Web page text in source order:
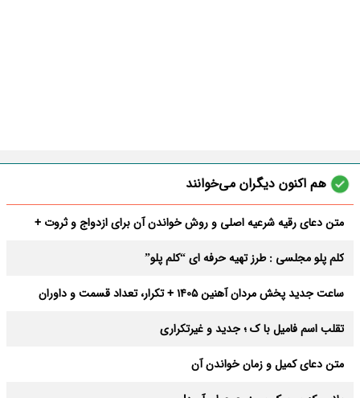
هم اکنون دیگران می‌خوانند
متن دعای رقیه شرعیه اصلی و روش خواندن آن برای ازدواج و ثروت +
کلم پلو مجلسی : طرز تهیه حرفه ای “کلم پلو”
ساعت جدید پخش مردان آهنین 1405 + تکرار، تعداد قسمت و داوران
تقلب اسم فامیل با ک ؛ جدید و غیرتکراری
متن دعای کمیل و زمان خواندن آن